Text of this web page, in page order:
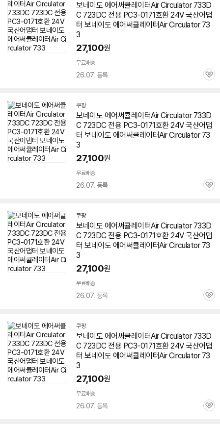
보네이도 에어 써큘레이터Air Circulator 733D
C 723DC 전용 PC3-0171호환 24V 국산어댑
터 보네이도 에어 써큘레이터Air Circulator 73
3
27,100원
무료배송
26.07. 등록
관
쿠팡
보네이도 에어 써큘레이터Air Circulator 733D
C 723DC 전용 PC3-0171호환 24V 국산어댑
터 보네이도 에어 써큘레이터Air Circulator 73
3
27,100원
무료배송
26.07. 등록
관
쿠팡
보네이도 에어 써큘레이터Air Circulator 733D
C 723DC 전용 PC3-0171호환 24V 국산어댑
터 보네이도 에어 써큘레이터Air Circulator 73
3
27,100원
무료배송
26.07. 등록
관
쿠팡
보네이도 에어 써큘레이터Air Circulator 733D
C 723DC 전용 PC3-0171호환 24V 국산어댑
터 보네이도 에어 써큘레이터Air Circulator 73
3
27,100원
무료배송
26.07. 등록
관